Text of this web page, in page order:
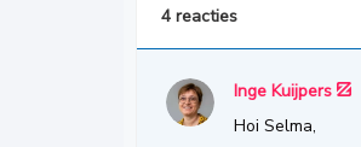
4 reacties
Inge Kuijpers
Hoi Selma,